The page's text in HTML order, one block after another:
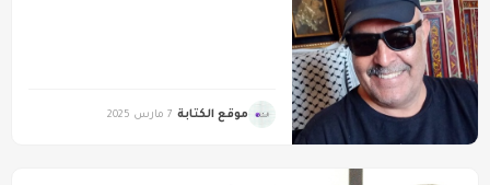
موقع الكتابة 7 مارس 2025